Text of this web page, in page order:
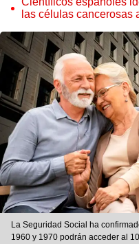
las células cancerosas
La Seguridad Social ha
1960 y 1970 podrán acceder al